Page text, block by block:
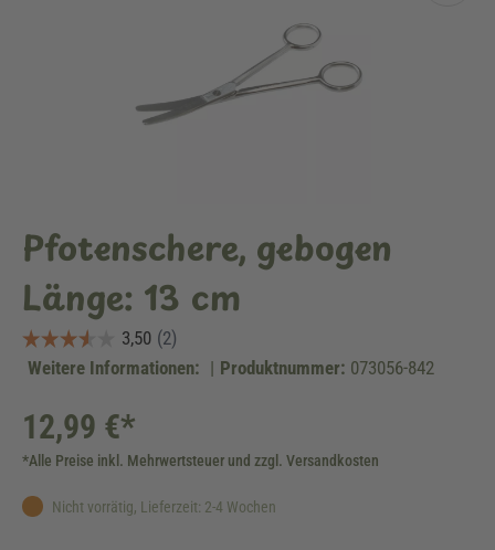
Pfotenschere, gebogen
Länge: 13 cm
Weitere Informationen: | Produktnummer: 073056-842
12,99 €*
*Alle Preise inkl. Mehrwertsteuer und zzgl. Versandkosten
Nicht vorrätig, Lieferzeit: 2-4 Wochen